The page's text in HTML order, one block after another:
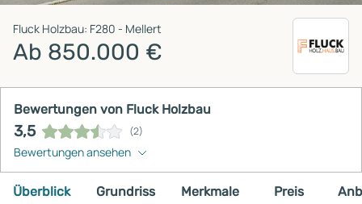
Fluck Holzbau: F280 - Mellert
Ab 850.000 €
Bewertungen von Fluck Holzbau
3,5 (2)
Bewertungen ansehen
Überblick Grundriss Merkmale Preis